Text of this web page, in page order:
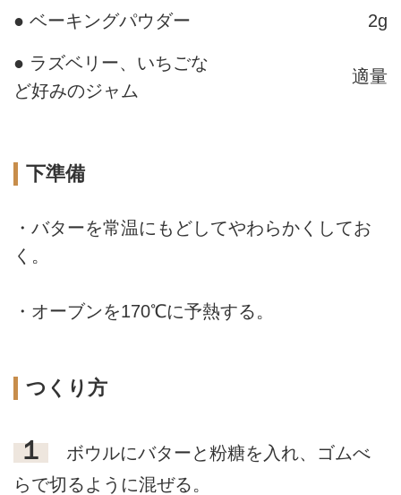
● ベーキングパウダー 2g
● ラズベリー、いちごな
ど好みのジャム
適量
下準備
・バターを常温にもどしてやわらかくしてお
く。
・オーブンを170℃に予熱する。
つくり方
１
ボウルにバターと粉糖を入れ、ゴムべ
らで切るように混ぜる。